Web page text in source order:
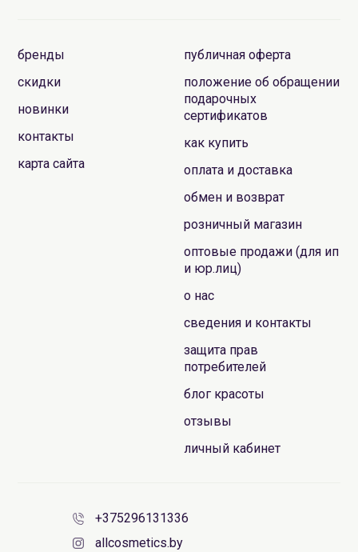
бренды
скидки
новинки
контакты
карта сайта
публичная оферта
положение об обращении
подарочных
сертификатов
как купить
оплата и доставка
обмен и возврат
розничный магазин
оптовые продажи (для ип
и юр.лиц)
о нас
сведения и контакты
защита прав
потребителей
блог красоты
отзывы
личный кабинет
+375296131336
allcosmetics.by